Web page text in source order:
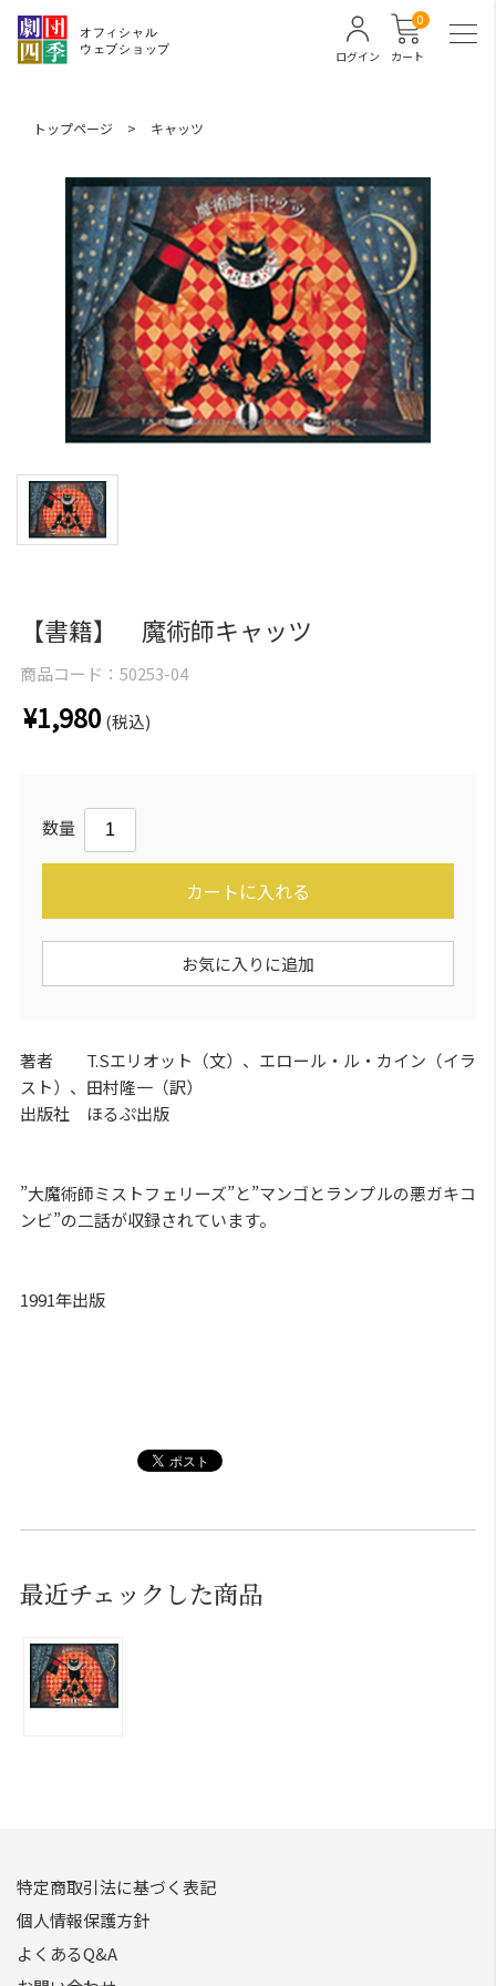
カート
0
ログイン
トップページ > キャッツ
【書籍】 魔術師キャッツ
商品コード： 50253-04
¥1,980 (税込)
数量
カートに入れる
お気に入りに追加
著者 T.Sエリオット（文）、エロール・ル・カイン（イラ
スト）、田村隆一（訳）
出版社 ほるぷ出版
”大魔術師ミストフェリーズ”と”マンゴとランプルの悪ガキコ
ンビ”の二話が収録されています。
1991年出版
最近チェックした商品
特定商取引法に基づく表記
個人情報保護方針
よくあるQ&A